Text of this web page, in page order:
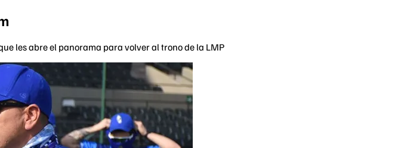
les abre el panorama para volver al trono de la LMP